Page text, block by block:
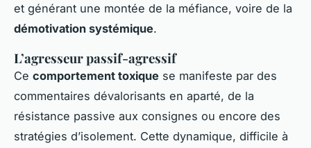
et générant une montée de la méfiance, voire de la
démotivation systémique.
L’agresseur passif-agressif
Ce comportement toxique se manifeste par des
commentaires dévalorisants en aparté, de la
résistance passive aux consignes ou encore des
stratégies d’isolement. Cette dynamique, difficile à